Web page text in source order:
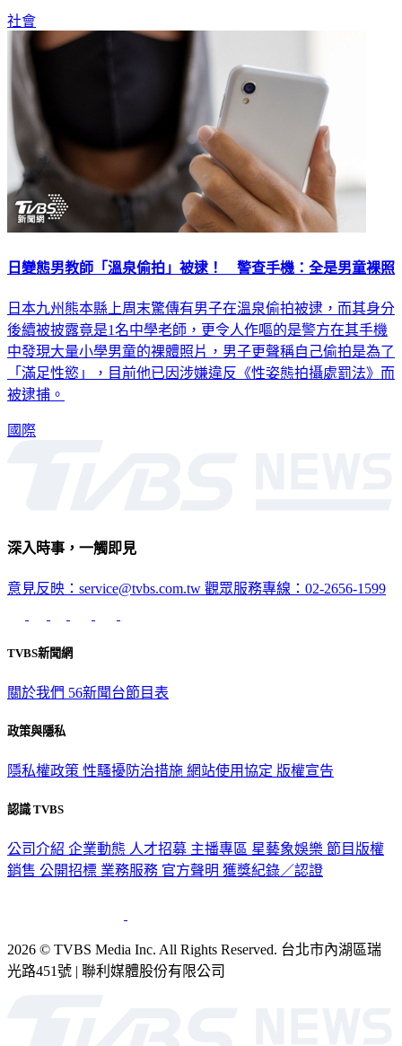
社會
日變態男教師「溫泉偷拍」被逮！ 警查手機：全是男童裸照
日本九州熊本縣上周末驚傳有男子在溫泉偷拍被逮，而其身分
後續被披露竟是1名中學老師，更令人作嘔的是警方在其手機
中發現大量小學男童的裸體照片，男子更聲稱自己偷拍是為了
「滿足性慾」，目前他已因涉嫌違反《性姿態拍攝處罰法》而
被逮捕。
國際
深入時事，一觸即見
意見反映：service@tvbs.com.tw 觀眾服務專線：02-2656-1599
TVBS新聞網
關於我們 56新聞台節目表
政策與隱私
隱私權政策 性騷擾防治措施 網站使用協定 版權宣告
認識 TVBS
公司介紹 企業動態 人才招募 主播專區 星藝象娛樂 節目版權
銷售 公開招標 業務服務 官方聲明 獲獎紀錄／認證
2026 © TVBS Media Inc. All Rights Reserved. 台北市內湖區瑞
光路451號 | 聯利媒體股份有限公司